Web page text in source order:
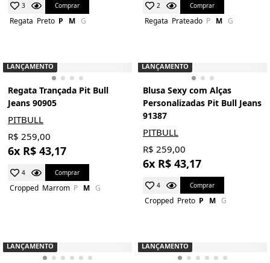
3 Comprar
Regata Preto P M G
2 Comprar
Regata Prateado P M G
LANÇAMENTO
Regata Trançada Pit Bull
Jeans 90905
PITBULL
R$ 259,00
6x R$ 43,17
4 Comprar
Cropped Marrom P M G
LANÇAMENTO
Blusa Sexy com Alças
Personalizadas Pit Bull Jeans
91387
PITBULL
R$ 259,00
6x R$ 43,17
4 Comprar
Cropped Preto P M G
LANÇAMENTO LANÇAMENTO